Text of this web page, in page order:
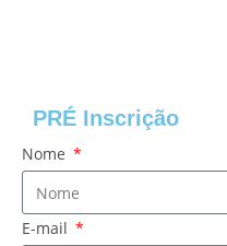
PRÉ Inscrição
Nome
E-mail